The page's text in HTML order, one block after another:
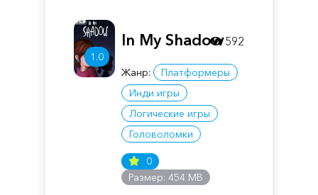
1.0
In My Shadow
Жанр:
Платформеры
Инди игры
Логические игры
Головоломки
0
Размер: 454 MB
592